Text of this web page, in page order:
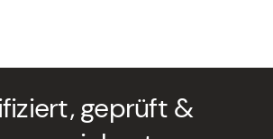
geprüft &